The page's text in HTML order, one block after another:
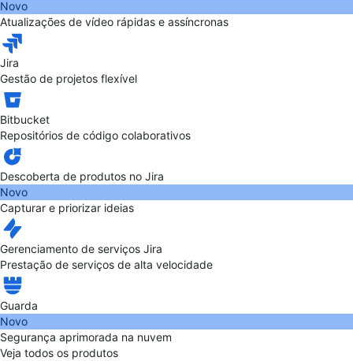
Novo
Atualizações de vídeo rápidas e assíncronas
Jira
Gestão de projetos flexível
Bitbucket
Repositórios de código colaborativos
Descoberta de produtos no Jira
Novo
Capturar e priorizar ideias
Gerenciamento de serviços Jira
Prestação de serviços de alta velocidade
Guarda
Novo
Segurança aprimorada na nuvem
Veja todos os produtos